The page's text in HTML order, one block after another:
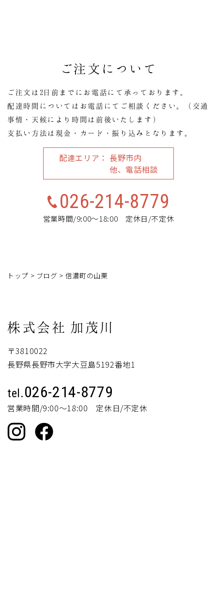
ご注文について
ご注文は2日前までにお電話にて承っております。
配達時間についてはお電話にてご相談ください。（交通
事情・天候により時間は前後いたします）
支払い方法は現金・カード・振り込みとなります。
配達エリア
長野市内
他、電話相談
026-214-8779
営業時間/9:00～18:00 定休日/不定休
トップ > ブログ > 信濃町の山栗
株式会社 加茂川
〒3810022
長野県長野市大字大豆島5192番地1
tel.026-214-8779
営業時間/9:00～18:00 定休日/不定休